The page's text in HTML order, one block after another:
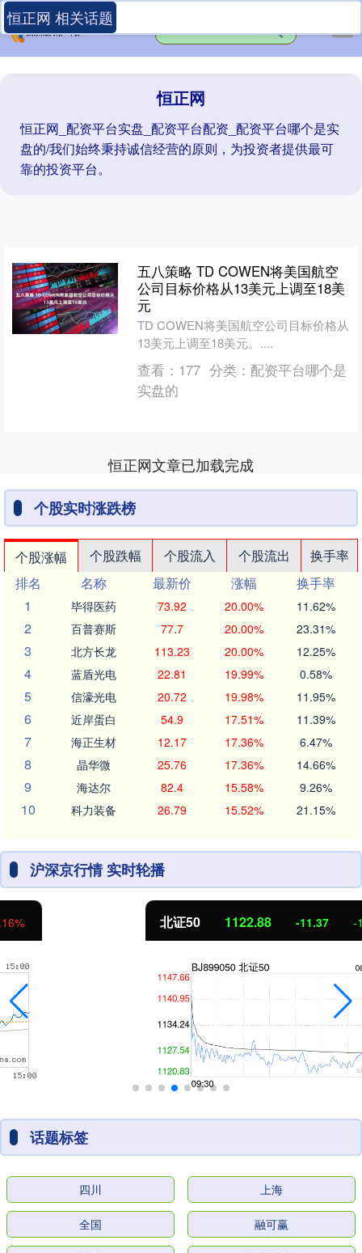
恒正网
恒正网_配资平台实盘_配资平台配资_配资平台哪个是实
盘的/我们始终秉持诚信经营的原则，为投资者提供最可
靠的投资平台。
恒正网 相关话题
五八策略 TD COWEN将美国航空
公司目标价格从13美元上调至18美
元
TD COWEN将美国航空公司目标价格从
13美元上调至18美元。....
查看： 177 分类： 配资平台哪个是
实盘的
恒正网文章已加载完成
个股实时涨跌榜
个股涨幅 个股跌幅 个股流入 个股流出
换手率
排名
名称 最新价 涨幅
换手率
1
毕得医药 73.92 20.00% 11.62%
2 百普赛斯 77.7 20.00% 23.31%
3 北方长龙 113.23 20.00% 12.25%
4 蓝盾光电 22.81 19.99% 0.58%
5 信濠光电 20.72 19.98% 11.95%
6 近岸蛋白 54.9 17.51% 11.39%
7 海正生材 12.17 17.36% 6.47%
8 晶华微 25.76 17.36% 14.66%
9 海达尔 82.4 15.58% 9.26%
10 科力装备 26.79 15.52% 21.15%
沪深京行情 实时轮播
1122.88 -11.37 -1.00%
话题标签
四川 上海
全国 融可赢